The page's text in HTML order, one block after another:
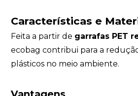
Características e
Feita a partir de garrafas PET
ecobag contribui para a
plásticos no meio ambiente.